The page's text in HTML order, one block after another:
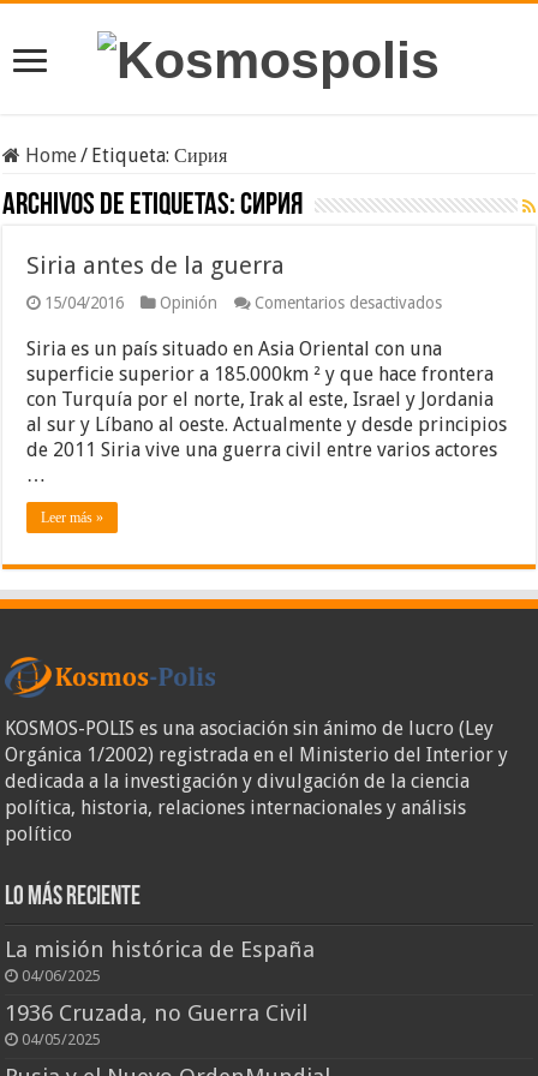
Home/ Etiqueta:Сирия
Archivos de etiquetas:Сирия
Siria antes de la guerra
15/04/2016 Opinión Comentarios desactivadosen
de
la
guerra
Siria es un país situado en Asia Oriental con una
superficie superior a 185.000km ² y que hace frontera
con Turquía por el norte, Irak al este, Israel y Jordania
al sur y Líbano al oeste. Actualmente y desde principios
de 2011 Siria vive una guerra civil entre varios actores
…
Leer más »
KOSMOS-POLIS es una asociación sin ánimo de lucro (Ley
Orgánica 1/2002) registrada en el Ministerio del Interior y
dedicada a la investigación y divulgación de la ciencia
política, historia, relaciones internacionales y análisis
político
Lo más reciente
La misión histórica de España
04/06/2025
1936 Cruzada, no Guerra Civil
04/05/2025